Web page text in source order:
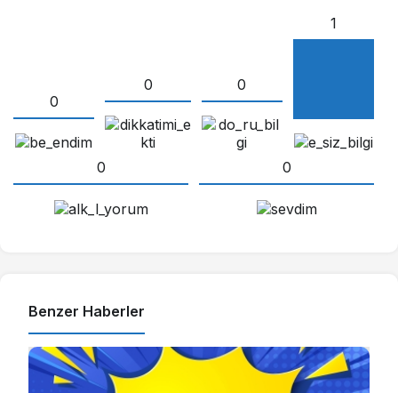
0
0 0
1
0 0
Benzer Haberler